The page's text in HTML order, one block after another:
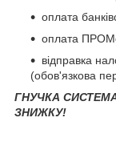
оплата
оплата
відправка
(обов'язкова
ГНУЧКА
ЗНИЖКУ!